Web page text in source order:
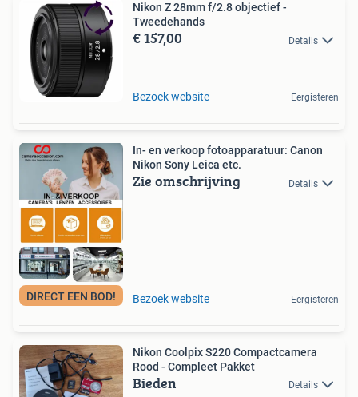
Nikon Z 28mm f/2.8 objectief -
Tweedehands
€ 157,00 Details
Bezoek website Eergisteren
DIRECT EEN BOD!
In- en verkoop fotoapparatuur: Canon
Nikon Sony Leica etc.
Zie omschrijving Details
Bezoek website Eergisteren
Nikon Coolpix S220 Compactcamera
Rood - Compleet Pakket
Bieden Details